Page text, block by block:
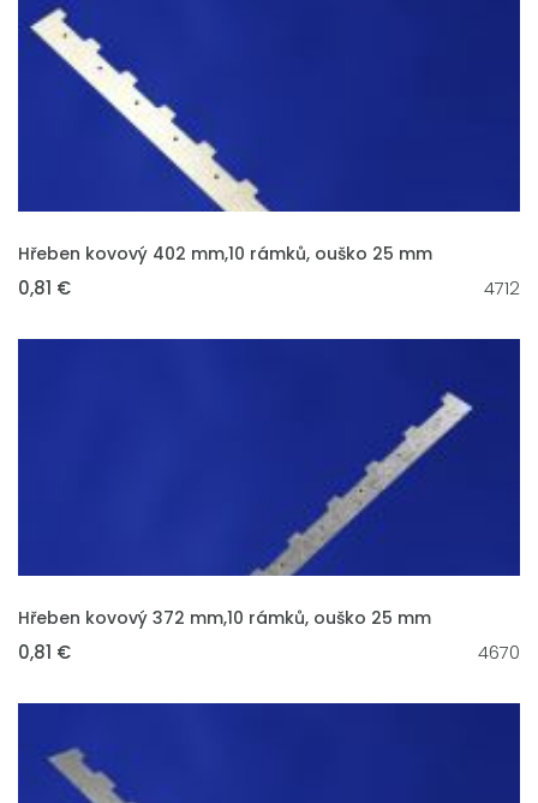
VLOŽIT DO KOŠÍKU
Hřeben kovový 402 mm,10 rámků, ouško 25 mm
0,81 € 4712
VLOŽIT DO KOŠÍKU
Hřeben kovový 372 mm,10 rámků, ouško 25 mm
0,81 € 4670